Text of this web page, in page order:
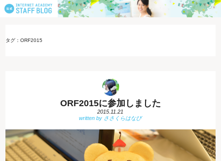
タグ：ORF2015
ORF2015に参加しました
2015.11.21